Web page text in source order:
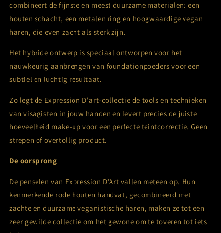
combineert de fijnste en meest duurzame materialen: een
houten schacht, een metalen ring en hoogwaardige vegan
haren, die even zacht als sterk zijn.
Het hybride ontwerp is speciaal ontworpen voor het
nauwkeurig aanbrengen van foundationpoeders voor een
subtiel en luchtig resultaat.
Zo legt de Expression D'art-collectie de tools en technieken
van visagisten in jouw handen en levert precies de juiste
hoeveelheid make-up voor een perfecte teintcorrectie. Geen
strepen of overtollig product.
De oorsprong
De penselen van Expression D'Art vallen meteen op. Hun
kenmerkende rode houten handvat, gecombineerd met
zachte en duurzame veganistische haren, maken ze tot een
zeer gewilde collectie om het gewone om te toveren tot iets